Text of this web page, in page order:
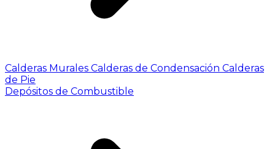
Calderas Murales Calderas de Condensación Calderas
de Pie
Depósitos de Combustible